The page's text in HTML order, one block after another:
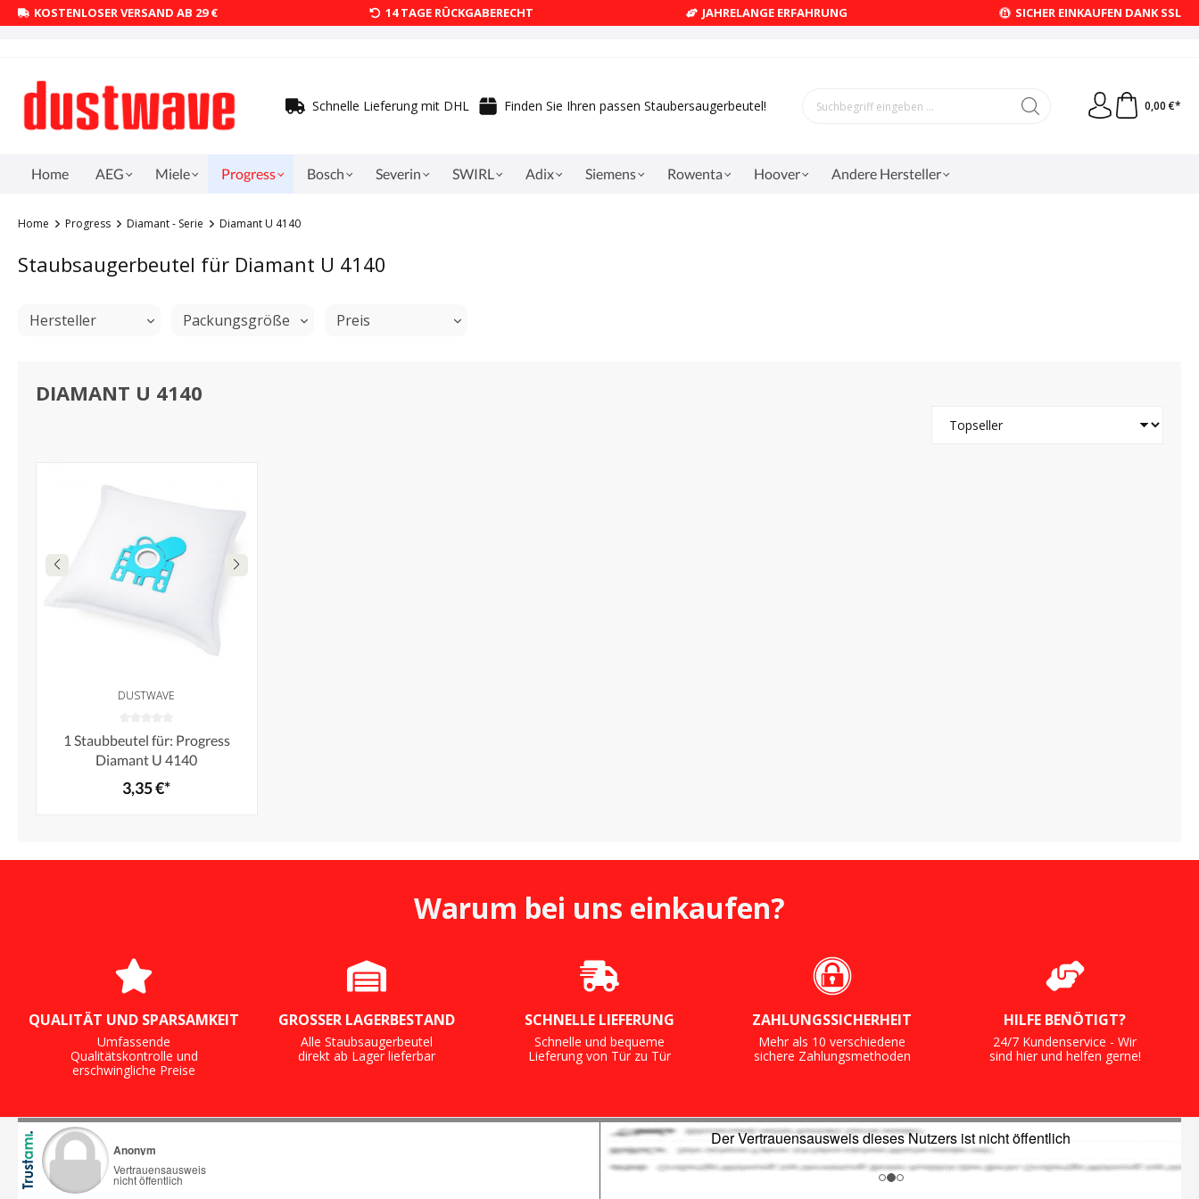
KOSTENLOSER VERSAND AB 29 € 14 TAGE RÜCKGABERECHT JAHRELANGE ERFAHRUNG SICHER EINKAUFEN DANK SSL
Schnelle Lieferung mit DHL Finden Sie Ihren passen Staubersaugerbeutel! 0,00 €*
Home AEG Miele Progress Bosch Severin SWIRL Adix Siemens Rowenta Hoover Andere Hersteller
Home Progress Diamant - Serie Diamant U 4140
Staubsaugerbeutel für Diamant U 4140
Hersteller Packungsgröße Preis
DIAMANT U 4140
DUSTWAVE
1 Staubbeutel für: Progress
Diamant U 4140
3,35 €*
Warum bei uns einkaufen?
QUALITÄT UND SPARSAMKEIT
Umfassende
Qualitätskontrolle und
erschwingliche Preise
GROSSER LAGERBESTAND
Alle Staubsaugerbeutel
direkt ab Lager lieferbar
SCHNELLE LIEFERUNG
Schnelle und bequeme
Lieferung von Tür zu Tür
ZAHLUNGSSICHERHEIT
Mehr als 10 verschiedene
sichere Zahlungsmethoden
HILFE BENÖTIGT?
24/7 Kundenservice - Wir
sind hier und helfen gerne!